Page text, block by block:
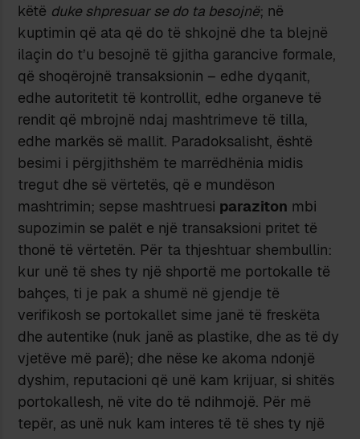
këtë duke shpresuar se do ta besojnë; në
kuptimin që ata që do të shkojnë dhe ta blejnë
ilaçin do t’u besojnë të gjitha garancive formale,
që shoqërojnë transaksionin – edhe dyqanit,
edhe autoritetit të kontrollit, edhe organeve të
rendit që mbrojnë ndaj mashtrimeve të tilla,
edhe markës së mallit. Paradoksalisht, është
besimi i përgjithshëm te marrëdhënia midis
tregut dhe së vërtetës, që e mundëson
mashtrimin; sepse mashtruesi paraziton mbi
supozimin se palët e një transaksioni pritet të
thonë të vërtetën. Për ta thjeshtuar shembullin:
kur unë të shes ty një shportë me portokalle të
bahçes, ti je pak a shumë në gjendje të
verifikosh se portokallet sime janë të freskëta
dhe autentike (nuk janë as plastike, dhe as të dy
vjetëve më parë); dhe nëse ke akoma ndonjë
dyshim, reputacioni që unë kam krijuar, si shitës
portokallesh, në vite do të ndihmojë. Për më
tepër, as unë nuk kam interes të të shes ty një